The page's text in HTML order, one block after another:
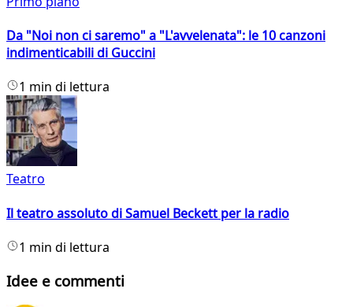
Da "Noi non ci saremo" a "L'avvelenata": le 10 canzoni
indimenticabili di Guccini
1 min di lettura
Teatro
Il teatro assoluto di Samuel Beckett per la radio
1 min di lettura
Idee e commenti